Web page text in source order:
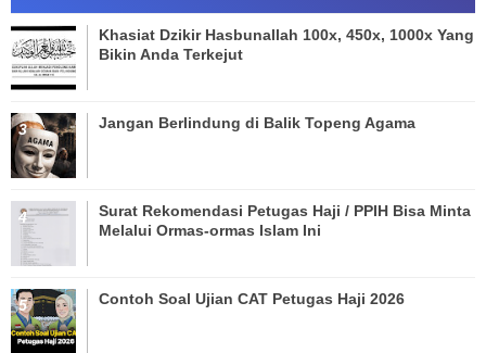
Khasiat Dzikir Hasbunallah 100x, 450x, 1000x Yang
Bikin Anda Terkejut
Jangan Berlindung di Balik Topeng Agama
Surat Rekomendasi Petugas Haji / PPIH Bisa Minta
Melalui Ormas-ormas Islam Ini
Contoh Soal Ujian CAT Petugas Haji 2026